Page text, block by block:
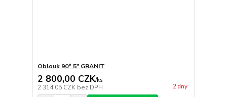
Oblouk 90° 5" GRANIT
2 800,00 CZK/ks
2 314,05 CZK bez DPH 2 dny